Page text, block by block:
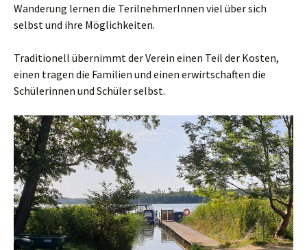
Wanderung lernen die TerilnehmerInnen viel über sich
selbst und ihre Möglichkeiten.
Traditionell übernimmt der Verein einen Teil der Kosten,
einen tragen die Familien und einen erwirtschaften die
Schülerinnen und Schüler selbst.